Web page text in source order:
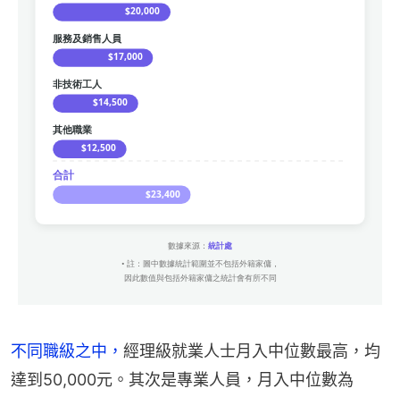
不同職級之中， 經理級就業人士月入中位數最高，均
達到50,000元。其次是專業人員，月入中位數為